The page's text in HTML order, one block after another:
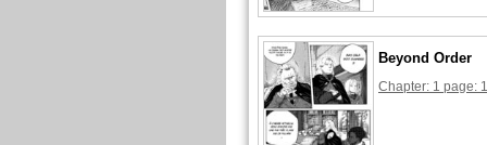
Beyond Order
Chapter: 1 page: